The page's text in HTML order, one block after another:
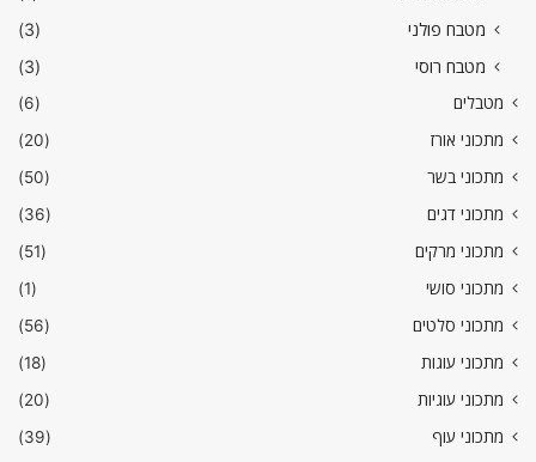
מטבח פולני
(3)
מטבח רוסי
(3)
מטבלים
(6)
מתכוני אורז
(20)
מתכוני בשר
(50)
מתכוני דגים
(36)
מתכוני מרקים
(51)
מתכוני סושי
(1)
מתכוני סלטים
(56)
מתכוני עוגות
(18)
מתכוני עוגיות
(20)
מתכוני עוף
(39)